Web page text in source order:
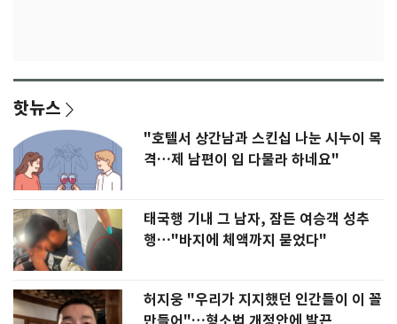
핫뉴스
"호텔서 상간남과 스킨십 나눈 시누이 목
격…제 남편이 입 다물라 하네요"
태국행 기내 그 남자, 잠든 여승객 성추
행…"바지에 체액까지 묻었다"
허지웅 "우리가 지지했던 인간들이 이 꼴